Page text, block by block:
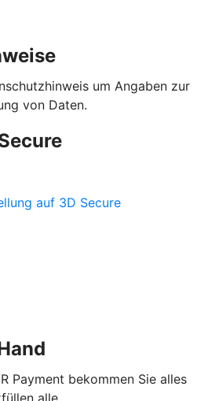
um Angaben zur
von Daten.
auf 3D Secure
Payment bekommen Sie alles
alle